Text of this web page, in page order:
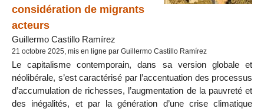
considération de migrants
acteurs
Guillermo Castillo Ramírez
21 octobre 2025, mis en ligne par Guillermo Castillo Ramírez
Le capitalisme contemporain, dans sa version globale et
néolibérale, s’est caractérisé par l’accentuation des processus
d’accumulation de richesses, l’augmentation de la pauvreté et
des inégalités, et par la génération d’une crise climatique